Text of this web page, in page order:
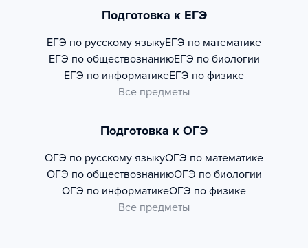
Подготовка к ЕГЭ
ЕГЭ по русскому языкуЕГЭ по математике
ЕГЭ по обществознаниюЕГЭ по биологии
ЕГЭ по информатикеЕГЭ по физике
Все предметы
Подготовка к ОГЭ
ОГЭ по русскому языкуОГЭ по математике
ОГЭ по обществознаниюОГЭ по биологии
ОГЭ по информатикеОГЭ по физике
Все предметы